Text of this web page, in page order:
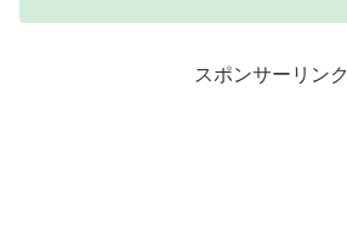
スポンサーリンク